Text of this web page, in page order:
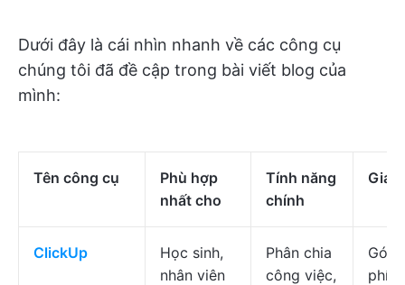
Dưới đây là cái nhìn nhanh về các công cụ
chúng tôi đã đề cập trong bài viết blog của
mình:
Tên công cụ
Phù hợp
nhất cho
Tính năng
chính
Giá
ClickUp
Học sinh,
nhân viên
Phân chia
công việc,
Gói
phí